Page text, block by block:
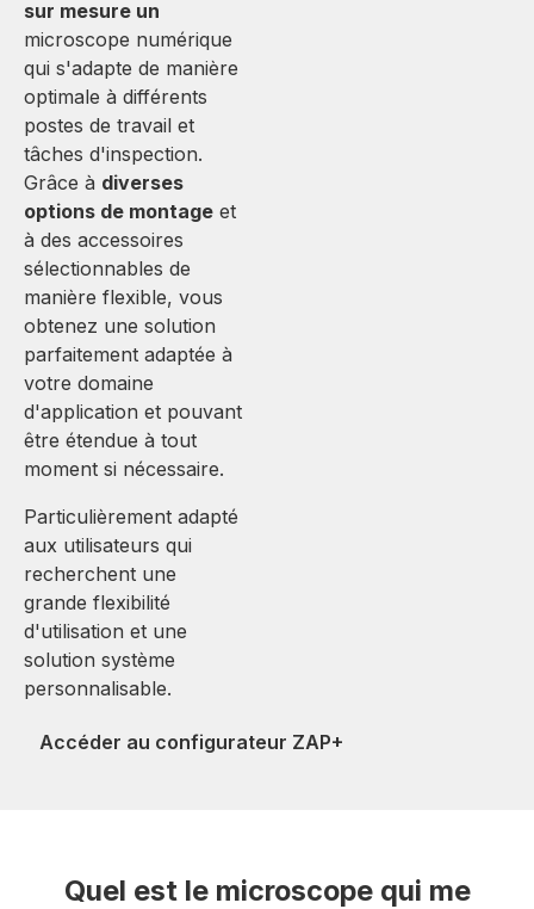
sur mesure un
microscope numérique
qui s'adapte de manière
optimale à différents
postes de travail et
tâches d'inspection.
Grâce à diverses
options de montage et
à des accessoires
sélectionnables de
manière flexible, vous
obtenez une solution
parfaitement adaptée à
votre domaine
d'application et pouvant
être étendue à tout
moment si nécessaire.
Particulièrement adapté
aux utilisateurs qui
recherchent une
grande flexibilité
d'utilisation et une
solution système
personnalisable.
Accéder au configurateur ZAP+
Quel est le microscope qui me